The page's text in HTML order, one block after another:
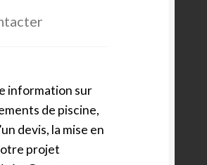
information sur
de piscine,
devis, la mise en
projet